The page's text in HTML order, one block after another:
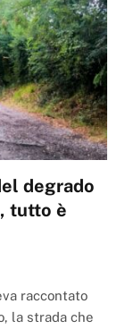
degrado
tutto è
raccontato
la strada che